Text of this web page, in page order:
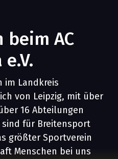
AC
im Landkreis
von Leipzig, mit über
16 Abteilungen
für Breitensport
größter Sportverein
Menschen bei uns